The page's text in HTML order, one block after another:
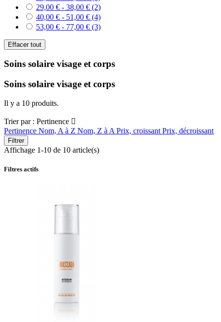
29,00 € - 38,00 € (2)
40,00 € - 51,00 € (4)
53,00 € - 77,00 € (3)
Effacer tout
Soins solaire visage et corps
Soins solaire visage et corps
Il y a 10 produits.
Trier par : Pertinence 
Pertinence Nom, A à Z Nom, Z à A Prix, croissant Prix, décroissant
Filtrer
Affichage 1-10 de 10 article(s)
Filtres actifs